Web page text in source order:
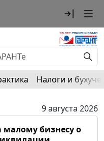
Налоги и
9 августа 2026
малому бизнесу о